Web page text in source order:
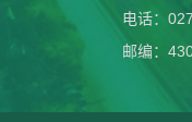
电话：
邮编：